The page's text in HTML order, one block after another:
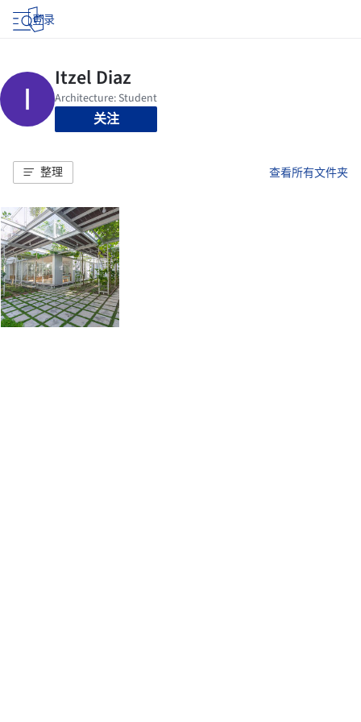
登录
关注
整理 查看所有文件夹